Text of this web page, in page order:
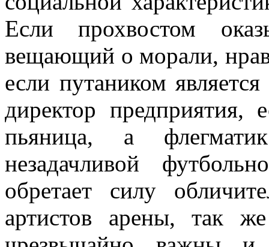
Если прохвостом
вещающий о морали,
если путаником
ди­ректор
пьяница, а
незадачливой
обретает силу
артистов арены, так